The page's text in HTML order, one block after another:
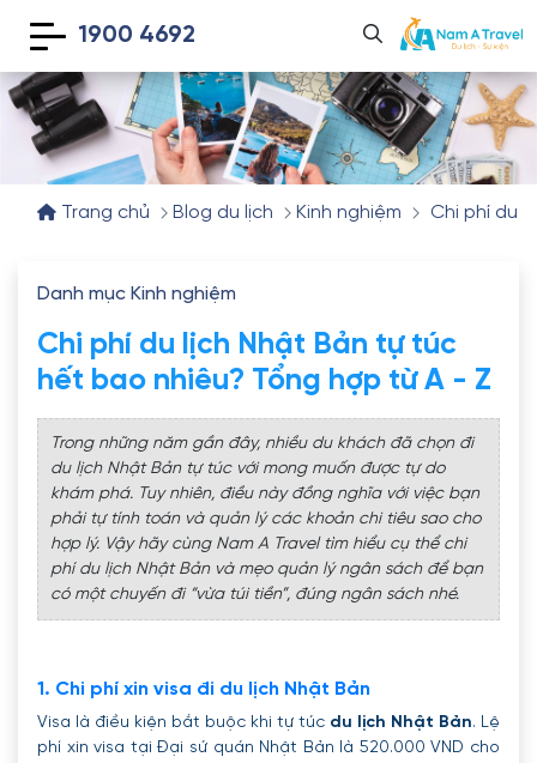
1900 4692
Trang chủ Blog du lịch Kinh nghiệm Chi phí du
Danh mục Kinh nghiệm
Chi phí du lịch Nhật Bản tự túc
hết bao nhiêu? Tổng hợp từ A - Z
Trong những năm gần đây, nhiều du khách đã chọn đi
du lịch Nhật Bản tự túc với mong muốn được tự do
khám phá. Tuy nhiên, điều này đồng nghĩa với việc bạn
phải tự tính toán và quản lý các khoản chi tiêu sao cho
hợp lý. Vậy hãy cùng Nam A Travel tìm hiểu cụ thể chi
phí du lịch Nhật Bản và mẹo quản lý ngân sách để bạn
có một chuyến đi “vừa túi tiền”, đúng ngân sách nhé.
1. Chi phí xin visa đi du lịch Nhật Bản
Visa là điều kiện bắt buộc khi tự túc du lịch Nhật Bản. Lệ
phí xin visa tại Đại sứ quán Nhật Bản là 520.000 VND cho